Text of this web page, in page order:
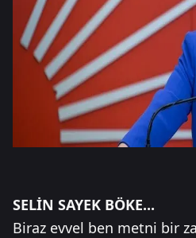
SELİN SAYEK BÖKE...
Biraz evvel ben metni bir